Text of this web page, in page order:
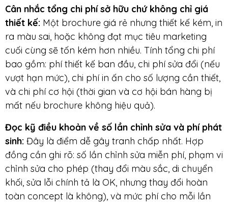
Cân nhắc tổng chi phí sở hữu chứ không chỉ giá
thiết kế: Một brochure giá rẻ nhưng thiết kế kém, in
ra màu sai, hoặc không đạt mục tiêu marketing
cuối cùng sẽ tốn kém hơn nhiều. Tính tổng chi phí
bao gồm: phí thiết kế ban đầu, chi phí sửa đổi (nếu
vượt hạn mức), chi phí in ấn cho số lượng cần thiết,
và chi phí cơ hội (thời gian và cơ hội bán hàng bị
mất nếu brochure không hiệu quả).
Đọc kỹ điều khoản về số lần chỉnh sửa và phí phát
sinh: Đây là điểm dễ gây tranh chấp nhất. Hợp
đồng cần ghi rõ: số lần chỉnh sửa miễn phí, phạm vi
chỉnh sửa cho phép (thay đổi màu sắc, di chuyển
khối, sửa lỗi chính tả là OK, nhưng thay đổi hoàn
toàn concept là không), và mức phí cho mỗi lần